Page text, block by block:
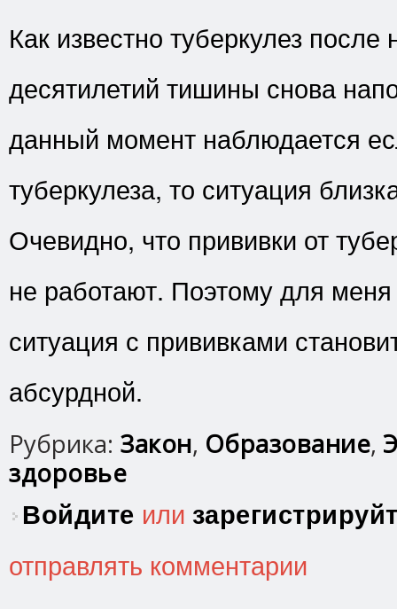
Как известно туберкулез после
десятилетий тишины снова
данный момент наблюдается
туберкулеза, то ситуация
Очевидно, что прививки от
не работают. Поэтому для меня
ситуация с прививками
абсурдной.
Рубрика: Закон, Образование,
здоровье
Войдите или
отправлять комментарии